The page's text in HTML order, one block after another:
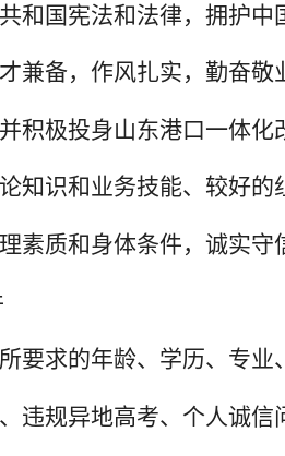
和国宪法和法律，拥护中
兼备，作风扎实，勤奋
积极投身山东港口一体
知识和业务技能、较好
素质和身体条件，诚实
要求的年龄、学历、专业
违规异地高考、个人诚